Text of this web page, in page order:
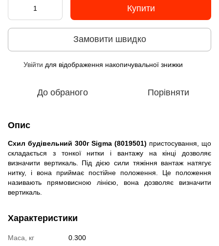
Купити
Замовити швидко
Увійти для відображення накопичувальної знижки
До обраного Порівняти
Опис
Cхил будівельний 300г Sigma (8019501) пристосування, що
складається з тонкої нитки і вантажу на кінці дозволяє
визначити вертикаль. Під дією сили тяжіння вантаж натягує
нитку, і вона приймає постійне положення. Це положення
називають прямовисною лінією, вона дозволяє визначити
вертикаль.
Характеристики
Маса, кг
0.300